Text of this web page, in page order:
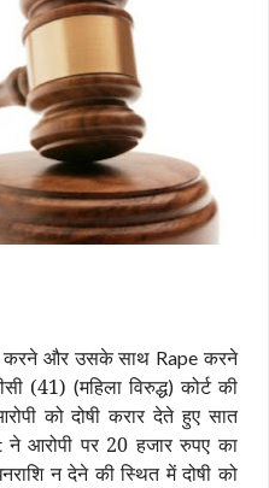
करने और उसके साथ Rape करने
(41) (महिला विरुद्ध) कोर्ट की
को दोषी करार देते हुए सात
ने आरोपी पर 20 हजार रुपए का
न देने की स्थित में दोषी को